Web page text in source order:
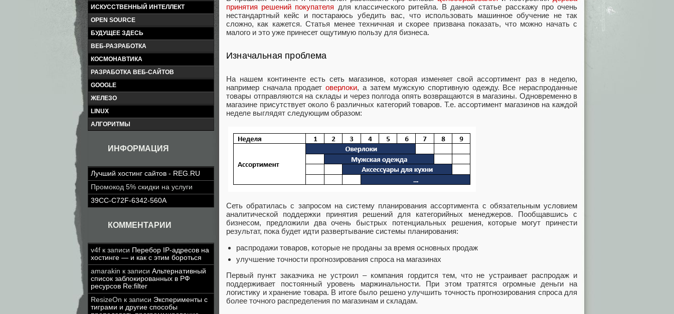
ИСКУССТВЕННЫЙ ИНТЕЛЛЕКТ
OPEN SOURCE
БУДУЩЕЕ ЗДЕСЬ
ВЕБ-РАЗРАБОТКА
КОСМОНАВТИКА
РАЗРАБОТКА ВЕБ-САЙТОВ
GOOGLE
ЖЕЛЕЗО
LINUX
АЛГОРИТМЫ
ИНФОРМАЦИЯ
Лучший хостинг сайтов - REG.RU
Промокод 5% скидки на услуги
39CC-C72F-6342-560A
КОММЕНТАРИИ
v4f к записи Перебор IP-адресов на
хостинге — и как с этим бороться
amarakin к записи Альтернативный
список заблокированных в РФ
ресурсов Re:filter
ResizeOn к записи Эксперименты с
тиграми и другие способы
принятия решений покупателя для классического ритейла. В данной статье расскажу про очень
нестандартный кейс и постараюсь убедить вас, что использовать машинное обучение не так
сложно, как кажется. Статья менее техничная и скорее призвана показать, что можно начать с
малого и это уже принесет ощутимую пользу для бизнеса.
Изначальная проблема
На нашем континенте есть сеть магазинов, которая изменяет свой ассортимент раз в неделю,
например сначала продаетоверлоки, а затем мужскую спортивную одежду. Все нераспроданные
товары отправляются на склады и через полгода опять возвращаются в магазины. Одновременно в
магазине присутствует около 6 различных категорий товаров. Т.е. ассортимент магазинов на каждой
неделе выглядят следующим образом:
Сеть обратилась с запросом на систему планирования ассортимента с обязательным условием
аналитической поддержки принятия решений для категорийных менеджеров. Пообщавшись с
бизнесом, предложили два очень быстрых потенциальных решения, которые могут принести
результат, пока будет идти развертывание системы планирования:
распродажи товаров, которые не проданы за время основных продаж
улучшение точности прогнозирования спроса на магазинах
Первый пункт заказчика не устроил – компания гордится тем, что не устраивает распродаж и
поддерживает постоянный уровень маржинальности. При этом тратятся огромные деньги на
логистику и хранение товара. В итоге было решено улучшить точность прогнозирования спроса для
более точного распределения по магазинам и складам.